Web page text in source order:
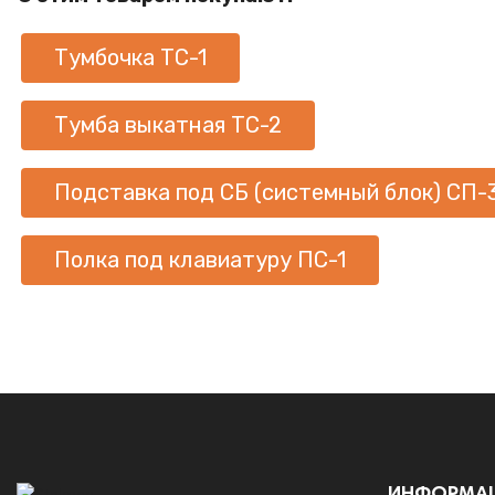
Тумбочка ТС-1
Тумба выкатная ТС-2
Подставка под СБ (системный блок)
Полка под клавиатуру ПС-1